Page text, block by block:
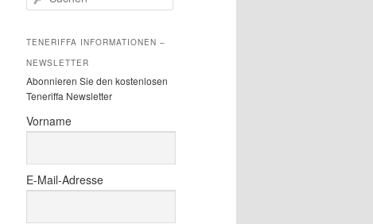
u
h
n
TENERIFFA INFORMATIONEN –
NEWSLETTER
Abonnieren Sie den kostenlosen
Teneriffa Newsletter
Vorname
E-Mail-Adresse